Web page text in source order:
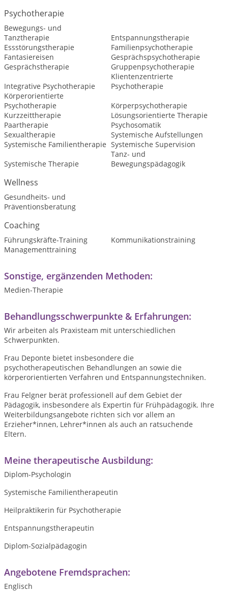
Psychotherapie
Bewegungs- und
Tanztherapie
Entspannungstherapie
Essstörungstherapie
Familienpsychotherapie
Fantasiereisen
Gesprächspsychotherapie
Gesprächstherapie
Gruppenpsychotherapie
Integrative Psychotherapie
Klientenzentrierte
Psychotherapie
Körperorientierte
Psychotherapie
Körperpsychotherapie
Kurzzeittherapie
Lösungsorientierte Therapie
Paartherapie
Psychosomatik
Sexualtherapie
Systemische Aufstellungen
Systemische Familientherapie Systemische Supervision
Systemische Therapie
Tanz- und
Bewegungspädagogik
Wellness
Gesundheits- und
Präventionsberatung
Coaching
Führungskräfte-Training
Kommunikationstraining
Managementtraining
Sonstige, ergänzenden Methoden:
Medien-Therapie
Behandlungsschwerpunkte & Erfahrungen:
Wir arbeiten als Praxisteam mit unterschiedlichen
Schwerpunkten.
Frau Deponte bietet insbesondere die
psychotherapeutischen Behandlungen an sowie die
körperorientierten Verfahren und Entspannungstechniken.
Frau Felgner berät professionell auf dem Gebiet der
Pädagogik, insbesondere als Expertin für Frühpädagogik. Ihre
Weiterbildungsangebote richten sich vor allem an
Erzieher*innen, Lehrer*innen als auch an ratsuchende
Eltern.
Meine therapeutische Ausbildung:
Diplom-Psychologin
Systemische Familientherapeutin
Heilpraktikerin für Psychotherapie
Entspannungstherapeutin
Diplom-Sozialpädagogin
Angebotene Fremdsprachen:
Englisch